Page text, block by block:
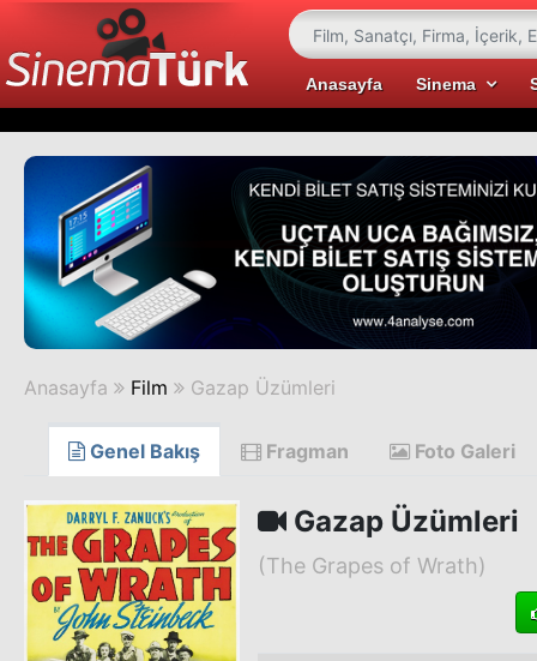
Anasayfa Sinema
Anasayfa Film Gazap Üzümleri
Genel Bakış Fragman Foto Galeri
Gazap Üzümleri
(The Grapes of Wrath)